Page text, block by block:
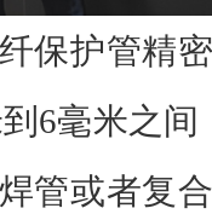
保护管精
6毫米之
管或者复